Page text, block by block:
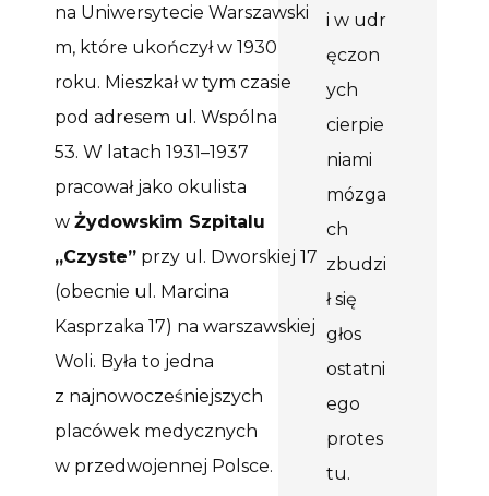
na Uniwersytecie Warszawski
m, które ukończył w 1930
roku. Mieszkał w tym czasie
pod adresem ul. Wspólna
53. W latach 1931–1937
pracował jako okulista
w Żydowskim Szpitalu
„Czyste” przy ul. Dworskiej 17
(obecnie ul. Marcina
Kasprzaka 17) na warszawskiej
Woli. Była to jedna
z najnowocześniejszych
placówek medycznych
w przedwojennej Polsce.
i w udr
ęczon
ych
cierpie
niami
mózga
ch
zbudzi
ł się
głos
ostatni
ego
protes
tu.